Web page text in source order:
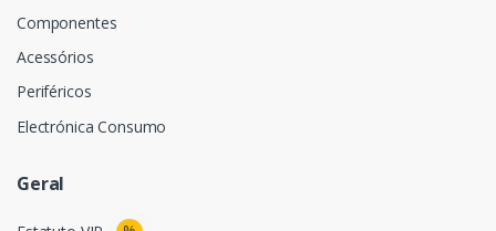
Componentes
Acessórios
Periféricos
Electrónica Consumo
Geral